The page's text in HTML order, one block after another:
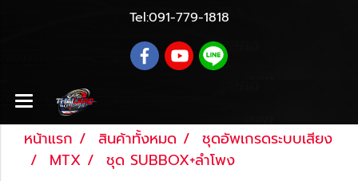
Tel:091-779-1818
หน้าแรก สินค้าทั้งหมด
ชุดอัพเกรดระบบเสียง
MTX
ชุด SUBBOX+ลำโพง